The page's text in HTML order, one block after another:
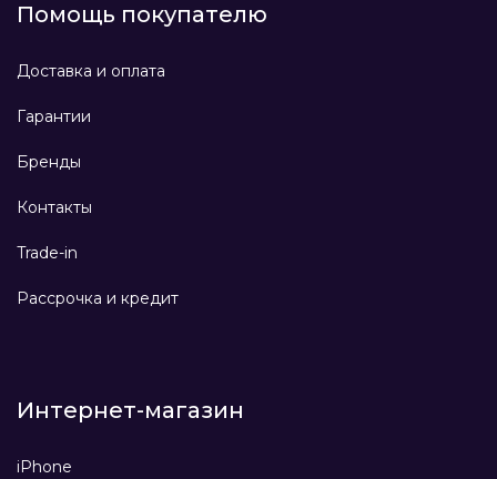
Помощь покупателю
Доставка и оплата
Гарантии
Бренды
Контакты
Trade-in
Рассрочка и кредит
Интернет-магазин
iPhone